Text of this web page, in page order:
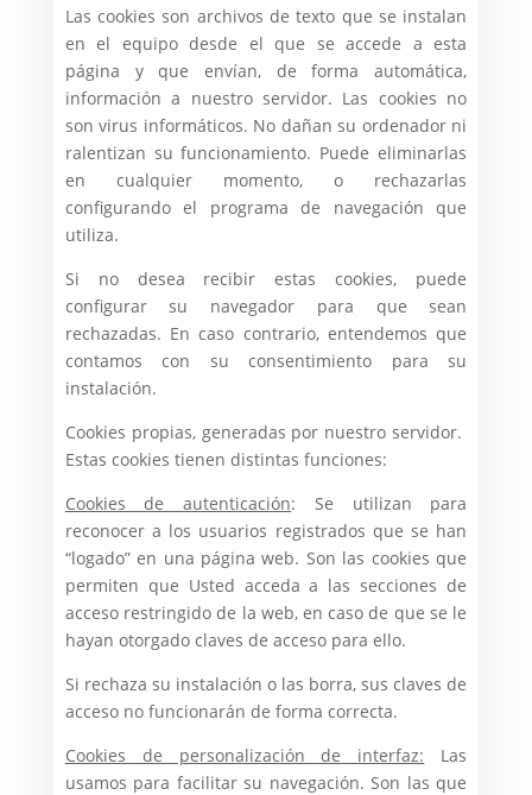
Las cookies son archivos de texto que se instalan
en el equipo desde el que se accede a esta
página y que envían, de forma automática,
información a nuestro servidor. Las cookies no
son virus informáticos. No dañan su ordenador ni
ralentizan su funcionamiento. Puede eliminarlas
en cualquier momento, o rechazarlas
configurando el programa de navegación que
utiliza.
Si no desea recibir estas cookies, puede
configurar su navegador para que sean
rechazadas. En caso contrario, entendemos que
contamos con su consentimiento para su
instalación.
Cookies propias, generadas por nuestro servidor.
Estas cookies tienen distintas funciones:
Cookies de autenticación: Se utilizan para
reconocer a los usuarios registrados que se han
“logado” en una página web. Son las cookies que
permiten que Usted acceda a las secciones de
acceso restringido de la web, en caso de que se le
hayan otorgado claves de acceso para ello.
Si rechaza su instalación o las borra, sus claves de
acceso no funcionarán de forma correcta.
Cookies de personalización de interfaz: Las
usamos para facilitar su navegación. Son las que